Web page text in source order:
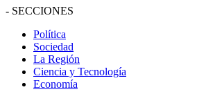
- SECCIONES
Política
Sociedad
La Región
Ciencia y Tecnología
Economía